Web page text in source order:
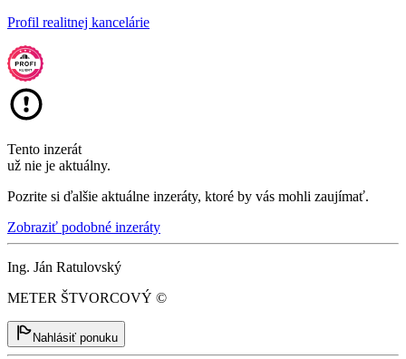
Profil realitnej kancelárie
Tento inzerát
už nie je aktuálny.
Pozrite si ďalšie aktuálne inzeráty, ktoré by vás mohli zaujímať.
Zobraziť podobné inzeráty
Ing. Ján Ratulovský
METER ŠTVORCOVÝ ©
Nahlásiť ponuku